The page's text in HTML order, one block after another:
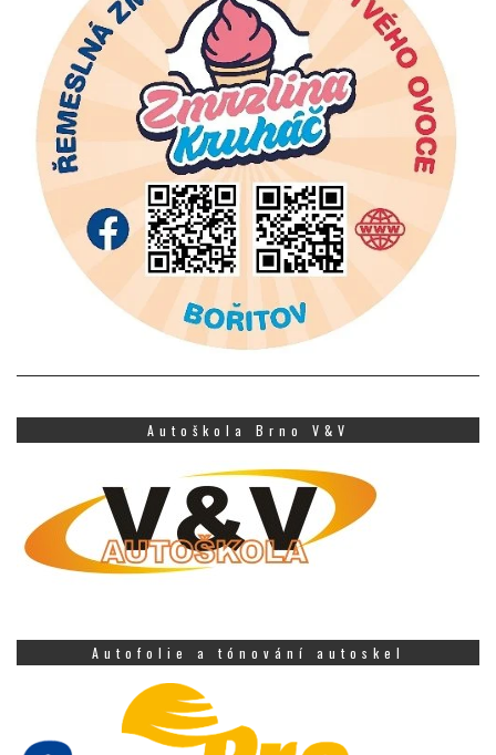
Autoškola Brno V&V
Autofolie a tónování autoskel